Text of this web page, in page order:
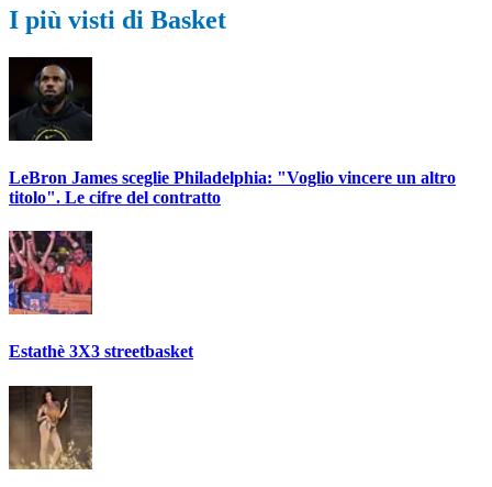
I più visti di Basket
LeBron James sceglie Philadelphia: "Voglio vincere un altro
titolo". Le cifre del contratto
Estathè 3X3 streetbasket